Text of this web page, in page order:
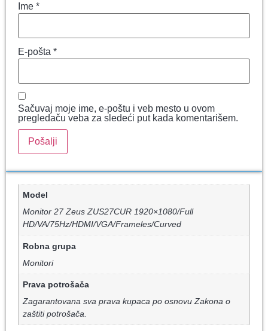
Ime *
E-pošta *
Sačuvaj moje ime, e-poštu i veb mesto u ovom
pregledaču veba za sledeći put kada komentarišem.
Model
Monitor 27 Zeus ZUS27CUR 1920×1080/Full
HD/VA/75Hz/HDMI/VGA/Frameles/Curved
Robna grupa
Monitori
Prava potrošača
Zagarantovana sva prava kupaca po osnovu Zakona o
zaštiti potrošača.